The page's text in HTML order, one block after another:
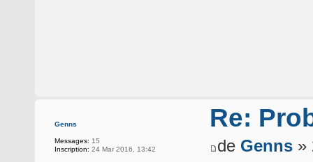
Genns
Messages: 15
Inscription: 24 Mar 2016, 13:42
Re:
de Genns »